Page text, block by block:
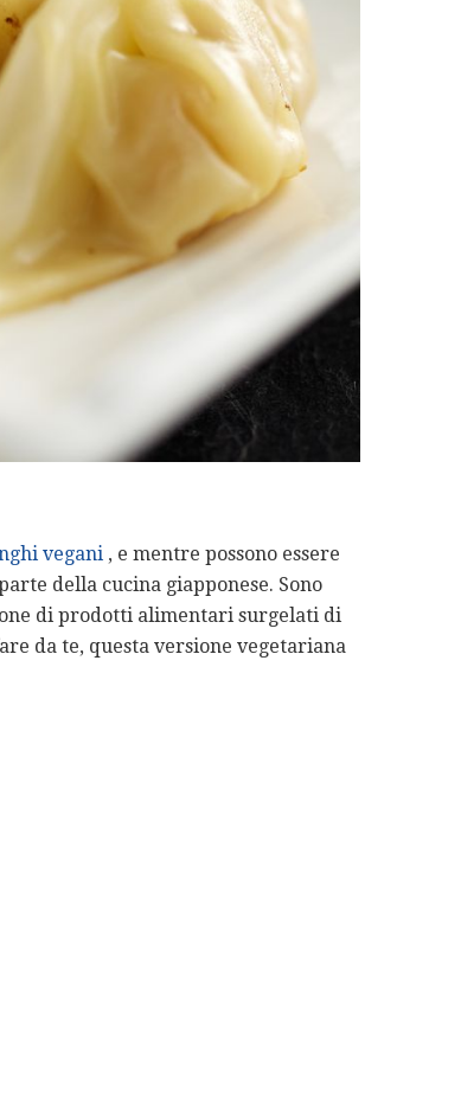
vegani , e mentre possono essere
della cucina giapponese. Sono
di prodotti alimentari surgelati di
da te, questa versione vegetariana